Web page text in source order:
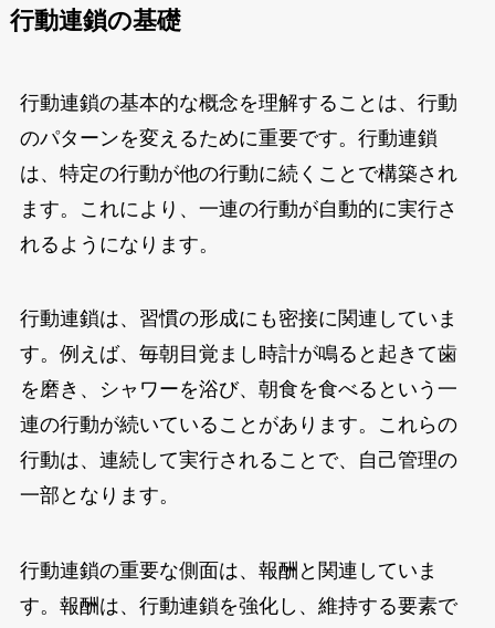
行動連鎖の基礎
行動連鎖の基本的な概念を理解することは、行動
のパターンを変えるために重要です。行動連鎖
は、特定の行動が他の行動に続くことで構築され
ます。これにより、一連の行動が自動的に実行さ
れるようになります。
行動連鎖は、習慣の形成にも密接に関連していま
す。例えば、毎朝目覚まし時計が鳴ると起きて歯
を磨き、シャワーを浴び、朝食を食べるという一
連の行動が続いていることがあります。これらの
行動は、連続して実行されることで、自己管理の
一部となります。
行動連鎖の重要な側面は、報酬と関連していま
す。報酬は、行動連鎖を強化し、維持する要素で